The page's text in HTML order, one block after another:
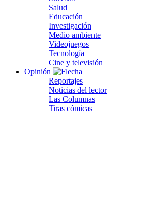
Salud
Educación
Investigación
Medio ambiente
Videojuegos
Tecnología
Cine y televisión
Opinión
Reportajes
Noticias del lector
Las Columnas
Tiras cómicas